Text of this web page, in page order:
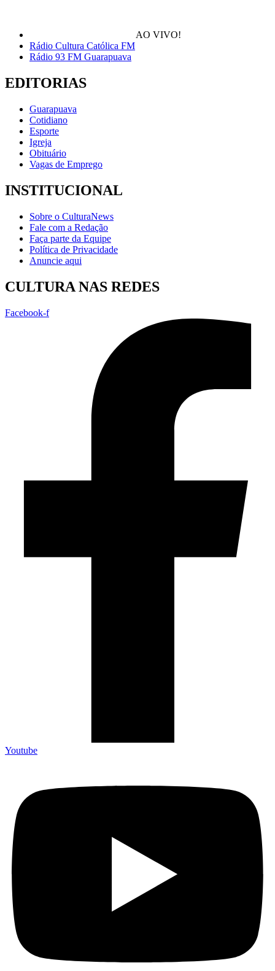
AO VIVO!
Rádio Cultura Católica FM
Rádio 93 FM Guarapuava
EDITORIAS
Guarapuava
Cotidiano
Esporte
Igreja
Obituário
Vagas de Emprego
INSTITUCIONAL
Sobre o CulturaNews
Fale com a Redação
Faça parte da Equipe
Política de Privacidade
Anuncie aqui
CULTURA NAS REDES
Facebook-f
Youtube